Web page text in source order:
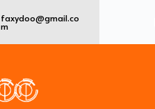
faxydoo@gmail.co
m